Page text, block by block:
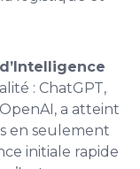
: ChatGPT,
a atteint
en seulement
initiale rapide